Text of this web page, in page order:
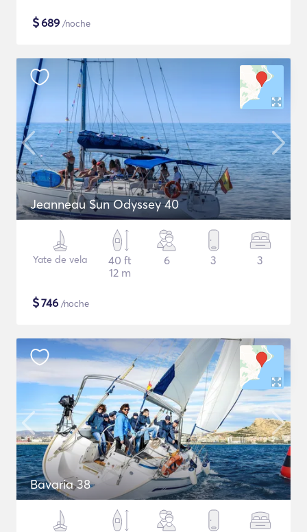
$689 /noche
Jeanneau Sun Odyssey 40
Yate de vela
40 ft
12 m
6 3 3
$746 /noche
Bavaria 38